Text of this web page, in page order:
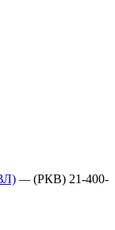
— (РКВ) 21-400-